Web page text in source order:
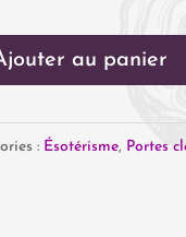
au panier
: Ésotérisme, Portes